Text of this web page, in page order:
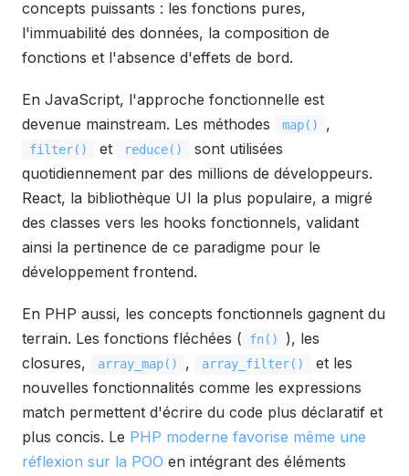
concepts puissants : les fonctions pures,
l'immuabilité des données, la composition de
fonctions et l'absence d'effets de bord.
En JavaScript, l'approche fonctionnelle est
devenue mainstream. Les méthodes
map() ,
filter() et reduce()
sont utilisées
quotidiennement par des millions de développeurs.
React, la bibliothèque UI la plus populaire, a migré
des classes vers les hooks fonctionnels, validant
ainsi la pertinence de ce paradigme pour le
développement frontend.
En PHP aussi, les concepts fonctionnels gagnent du
terrain. Les fonctions fléchées (
fn()
), les
closures,
array_map() , array_filter()
et les
nouvelles fonctionnalités comme les expressions
match permettent d'écrire du code plus déclaratif et
plus concis. Le PHP moderne favorise même une
réflexion sur la POO en intégrant des éléments